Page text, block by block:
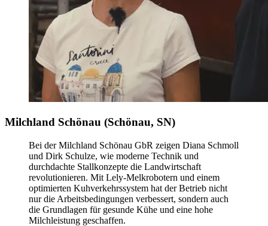
Milchland Schönau (Schönau, SN)
Bei der Milchland Schönau GbR zeigen Diana Schmoll
und Dirk Schulze, wie moderne Technik und
durchdachte Stallkonzepte die Landwirtschaft
revolutionieren. Mit Lely-Melkrobotern und einem
optimierten Kuhverkehrssystem hat der Betrieb nicht
nur die Arbeitsbedingungen verbessert, sondern auch
die Grundlagen für gesunde Kühe und eine hohe
Milchleistung geschaffen.